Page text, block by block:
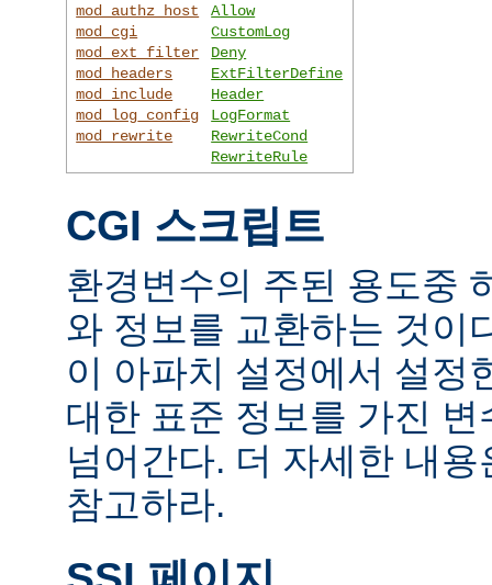
mod_authz_host
mod_cgi
mod_ext_filter
mod_headers
mod_include
mod_log_config
mod_rewrite
Allow
CustomLog
Deny
ExtFilterDefine
Header
LogFormat
RewriteCond
RewriteRule
CGI 스크립트
환경변수의 주된 용도중
와 정보를 교환하는 것이
이 아파치 설정에서 설정
대한 표준 정보를 가진
넘어간다. 더 자세한 내
참고하라.